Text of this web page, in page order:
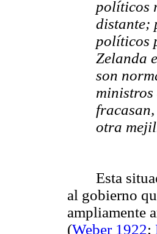
políticos
distante;
políticos
Zelanda
son
otra
Esta
al gobierno
ampliamente
(Weber 1922;